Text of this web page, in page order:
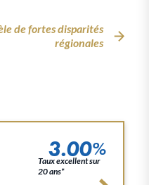
de fortes disparités
régionales
3.00%
Taux excellent sur
20 ans*